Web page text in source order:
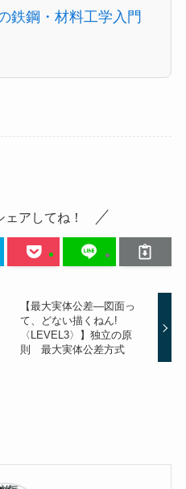
鉄鋼・材料工学入門
アしてね！
【最大実体公差―図面っ
て、どない描くねん!
〈LEVEL3〉】独立の原
則 最大実体公差方式